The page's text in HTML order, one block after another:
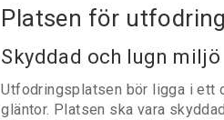
Platsen för
Skyddad och lugn miljö
Utfodringsplatsen bör ligga i ett
gläntor. Platsen ska vara